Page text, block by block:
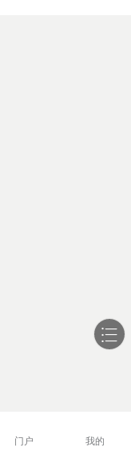
门户 我的